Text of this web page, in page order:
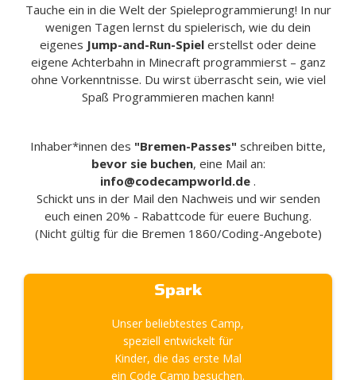
Tauche ein in die Welt der Spieleprogrammierung! In nur
wenigen Tagen lernst du spielerisch, wie du dein
eigenes Jump-and-Run-Spiel erstellst oder deine
eigene Achterbahn in Minecraft programmierst – ganz
ohne Vorkenntnisse. Du wirst überrascht sein, wie viel
Spaß Programmieren machen kann!
Inhaber*innen des "Bremen-Passes" schreiben bitte,
bevor sie buchen, eine Mail an:
info@codecampworld.de .
Schickt uns in der Mail den Nachweis und wir senden
euch einen 20% - Rabattcode für euere Buchung.
(Nicht gültig für die Bremen 1860/Coding-Angebote)
Spark
Unser beliebtestes Camp,
speziell entwickelt für
Kinder, die das erste Mal
ein Code Camp besuchen.